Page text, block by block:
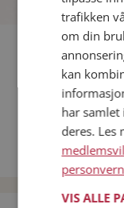
Fler single
Flere singlemenn
Kvinner fra
Date kvinner i
Date menn i Norge
trafikken
om din
kan
har samlet
deres. Les
VIS ALLE